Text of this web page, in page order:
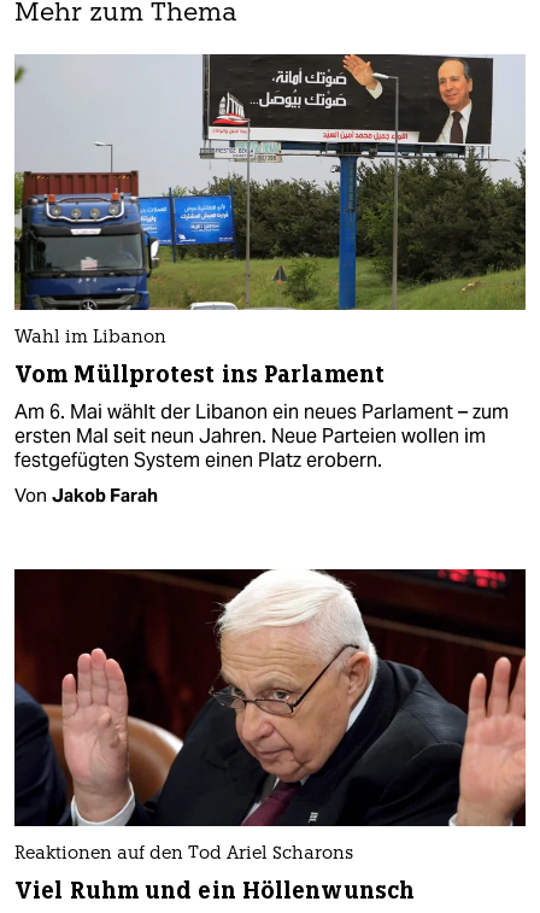
Mehr zum Thema
Wahl im Libanon
Vom Müllprotest ins Parlament
Am 6. Mai wählt der Libanon ein neues Parlament – zum
ersten Mal seit neun Jahren. Neue Parteien wollen im
festgefügten System einen Platz erobern.
Von Jakob Farah
Reaktionen auf den Tod Ariel Scharons
Viel Ruhm und ein Höllenwunsch